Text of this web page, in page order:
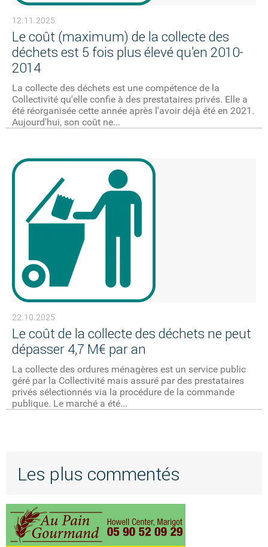
12.11.2025
Le coût (maximum) de la collecte des
déchets est 5 fois plus élevé qu'en 2010-
2014
La collecte des déchets est une compétence de la
Collectivité qu'elle confie à des prestataires privés. Elle a
été réorganisée cette année après l'avoir déjà été en 2021.
Aujourd'hui, son coût ne...
22.10.2025
Le coût de la collecte des déchets ne peut
dépasser 4,7 M€ par an
La collecte des ordures ménagères est un service public
géré par la Collectivité mais assuré par des prestataires
privés sélectionnés via la procédure de la commande
publique. Le marché a été...
Les plus commentés